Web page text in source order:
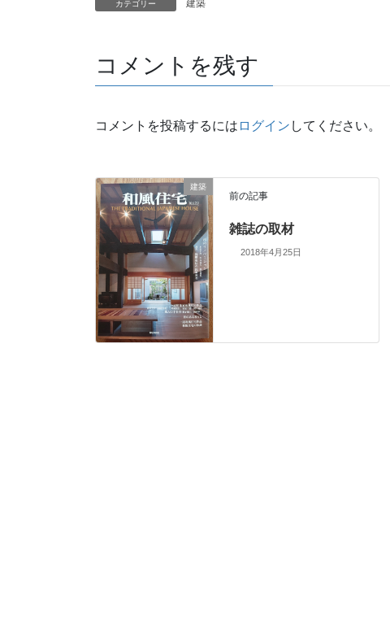
カテゴリー 建築
コメントを残す
コメントを投稿するには ログイン してください。
建築
前の記事
雑誌の取材
2018年4月25日